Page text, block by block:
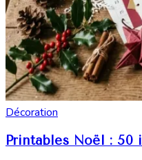
Décoration
Printables Noël : 50